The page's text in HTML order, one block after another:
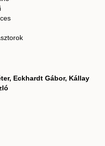
Eckhardt Gábor, Kállay